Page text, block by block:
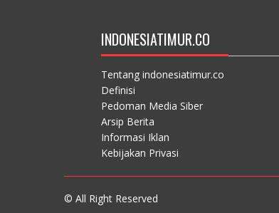
INDONESIATIMUR.CO
Tentang indonesiatimur.co
Definisi
Pedoman Media Siber
Arsip Berita
Informasi Iklan
Kebijakan Privasi
© All Right Reserved